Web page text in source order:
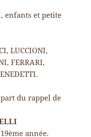
enfants et petite
LUCCIONI,
FERRARI,
du rappel de
année.